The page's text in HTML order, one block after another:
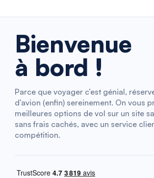
Bienvenue
à bord !
Parce que voyager c’est génial,
d’avion (enfin) sereinement. On vous
meilleures options de vol sur un site
sans frais cachés, avec un service
compétition.